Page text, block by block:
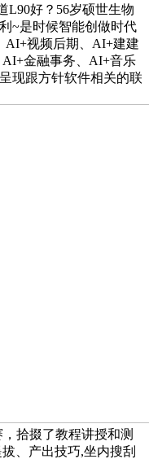
L90好？56岁硕世生物
~是时候智能创做时代
AI+视频后期、AI+建建
金融事务、AI+音乐
现跟方针软件相关的联
拾掇了教程讲授和测
、产出技巧,坐内搜刮